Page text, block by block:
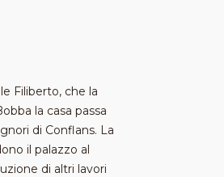
Filiberto, che la
la casa passa
di Conflans. La
il palazzo al
di altri lavori